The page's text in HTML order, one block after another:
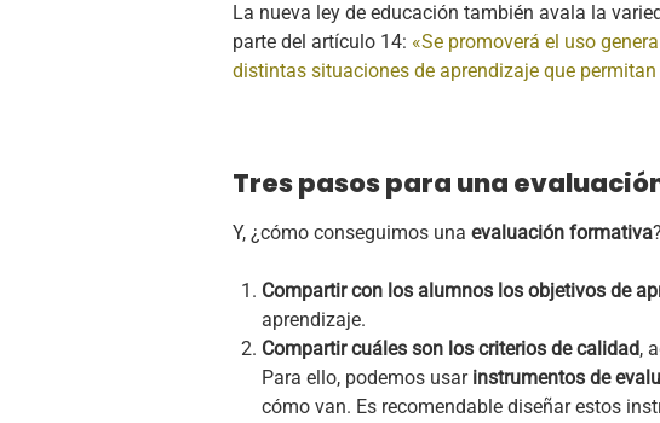
La nueva ley de educación también avala la
parte del artículo 14: «Se promoverá el uso
distintas situaciones de aprendizaje que
Tres pasos para una
Y, ¿cómo conseguimos una evaluación formativa
Compartir con los alumnos los objetivos de
aprendizaje.
Compartir cuáles son los criterios de calidad,
Para ello, podemos usar instrumentos de
cómo van. Es recomendable diseñar estos